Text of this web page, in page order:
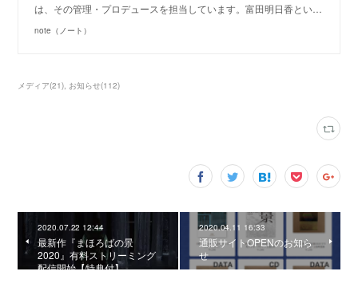
は、その管理・プロデュースを担当しています。富田明日香とい…
note（ノート）
メディア(21) お知らせ(112)
2020.07.22 12:44
最新作『まほろばの景
2020』有料ストリーミング
配信開始【特典付】
2020.04.11 16:33
通販サイトOPENのお知ら
せ